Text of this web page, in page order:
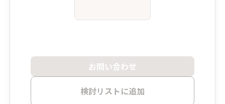
お問い合わせ
検討リストに追加